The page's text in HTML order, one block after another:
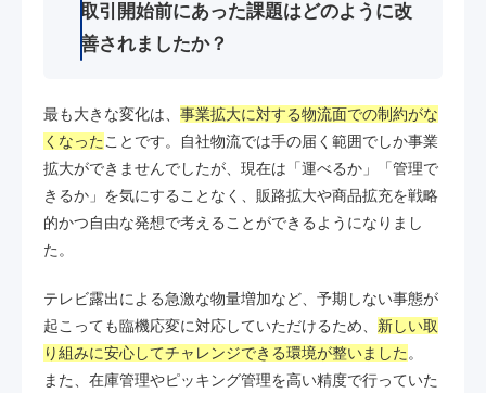
取引開始前にあった課題はどのように改
善されましたか？
最も大きな変化は、 事業拡大に対する物流面での制約がな
くなった ことです。自社物流では手の届く範囲でしか事業
拡大ができませんでしたが、現在は「運べるか」「管理で
きるか」を気にすることなく、販路拡大や商品拡充を戦略
的かつ自由な発想で考えることができるようになりまし
た。
テレビ露出による急激な物量増加など、予期しない事態が
起こっても臨機応変に対応していただけるため、 新しい取
り組みに安心してチャレンジできる環境が整いました 。
また、在庫管理やピッキング管理を高い精度で行っていた